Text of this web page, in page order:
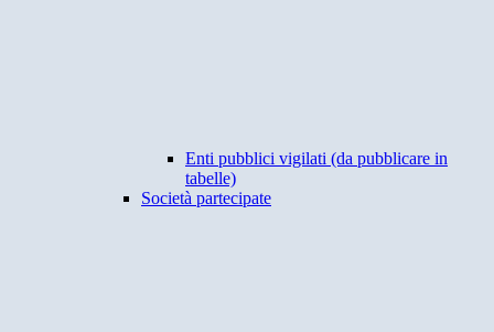
Enti pubblici vigilati (da pubblicare in
tabelle)
Società partecipate